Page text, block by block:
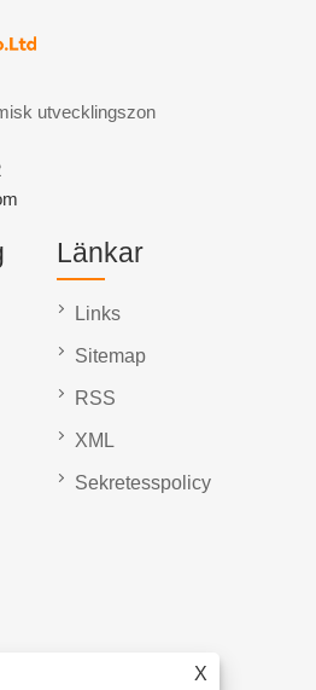
X
utvecklingszon
Länkar
Links
Sitemap
RSS
XML
Sekretesspolicy